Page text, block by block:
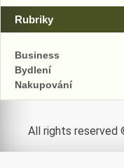
Rubriky
Business
Bydlení
Nakupování
All rights reserved